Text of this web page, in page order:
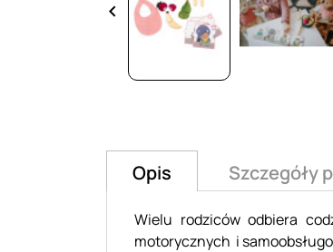
keyboard_arrow_left
Opis Szczegóły
Wielu rodziców odbiera
motorycznych i